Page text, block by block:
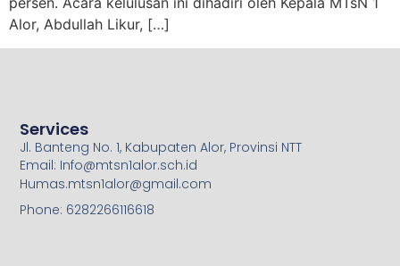
Alor, Abdullah Likur, […]
Services
Jl. Banteng No. 1, Kabupaten Alor, Provinsi NTT
Email: Info@mtsn1alor.sch.id
Humas.mtsn1alor@gmail.com
Phone: 6282266116618